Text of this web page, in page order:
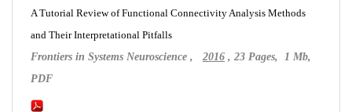
A Tutorial Review of Functional Connectivity Analysis Methods
and Their Interpretational Pitfalls
Frontiers in Systems Neuroscience , 2016 , 23 Pages, 1 Mb,
PDF